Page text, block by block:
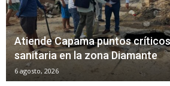
Atiende Capama puntos
sanitaria en la zona Diamante
6 agosto, 2026